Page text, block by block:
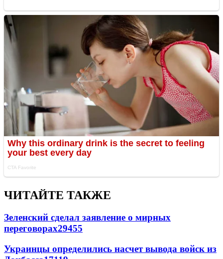
ЧИТАЙТЕ ТАКЖЕ
Зеленский сделал заявление о мирных
переговорах29455
Украинцы определились насчет вывода войск из